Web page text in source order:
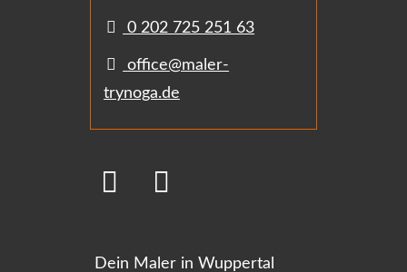
0 202 725 251 63
office@maler-
trynoga.de
Dein Maler in Wuppertal